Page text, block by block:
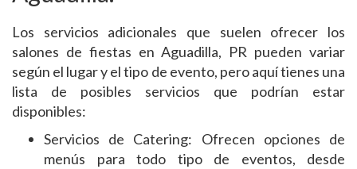
Los servicios adicionales que suelen ofrecer los
salones de fiestas en Aguadilla, PR pueden variar
según el lugar y el tipo de evento, pero aquí tienes una
lista de posibles servicios que podrían estar
disponibles:
Servicios de Catering: Ofrecen opciones de
menús para todo tipo de eventos, desde